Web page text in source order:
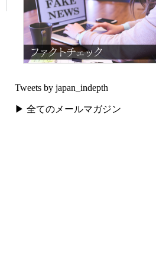
Tweets by japan_indepth
▶ 全てのメールマガジン